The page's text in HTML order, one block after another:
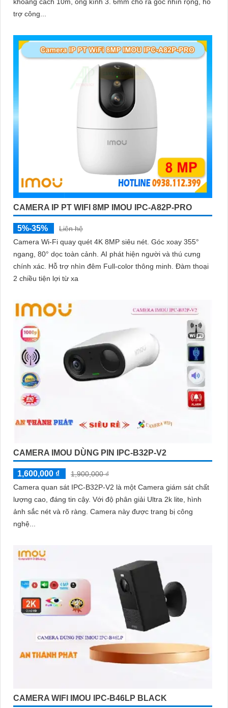
trợ công...
CAMERA IP PT WIFI 8MP IMOU IPC-A82P-PRO
5%-35%
Liên hệ
Camera Wi-Fi quay quét 4K 8MP siêu nét. Góc xoay 355°
ngang, 80° dọc toàn cảnh. AI phát hiện người và thú cưng
chính xác. Hỗ trợ nhìn đêm Full-color thông minh. Đàm thoại
2 chiều tiện lợi từ xa
CAMERA IMOU DÙNG PIN IPC-B32P-V2
1,600,000 ₫
1,900,000 ₫
Camera quan sát IPC-B32P-V2 là một Camera giám sát chất
lượng cao, đáng tin cậy. Với độ phân giải Ultra 2k lite, hình
ảnh sắc nét và rõ ràng. Camera này được trang bị công
nghệ...
CAMERA WIFI IMOU IPC-B46LP BLACK